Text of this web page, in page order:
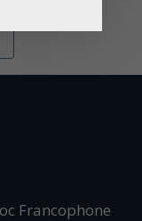
Francophone